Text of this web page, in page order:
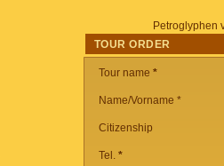
Petroglyphen
TOUR ORDER
Tour name *
Name/Vorname *
Citizenship
Tel. *